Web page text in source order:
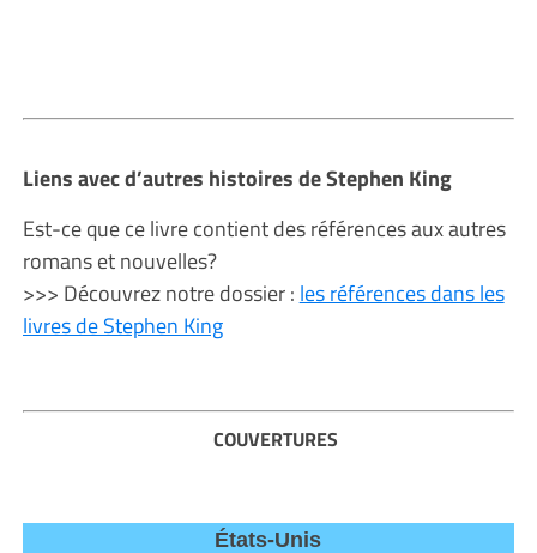
Liens avec d’autres histoires de Stephen King
Est-ce que ce livre contient des références aux autres
romans et nouvelles?
>>> Découvrez notre dossier : les références dans les
livres de Stephen King
COUVERTURES
États-Unis